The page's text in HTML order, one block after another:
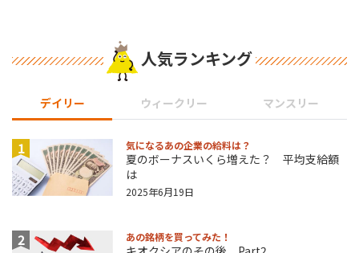
人気ランキング
デイリー ウィークリー マンスリー
1 気になるあの企業の給料は？
夏のボーナスいくら増えた？ 平均支給額
は
2025年6月19日
2 あの銘柄を買ってみた！